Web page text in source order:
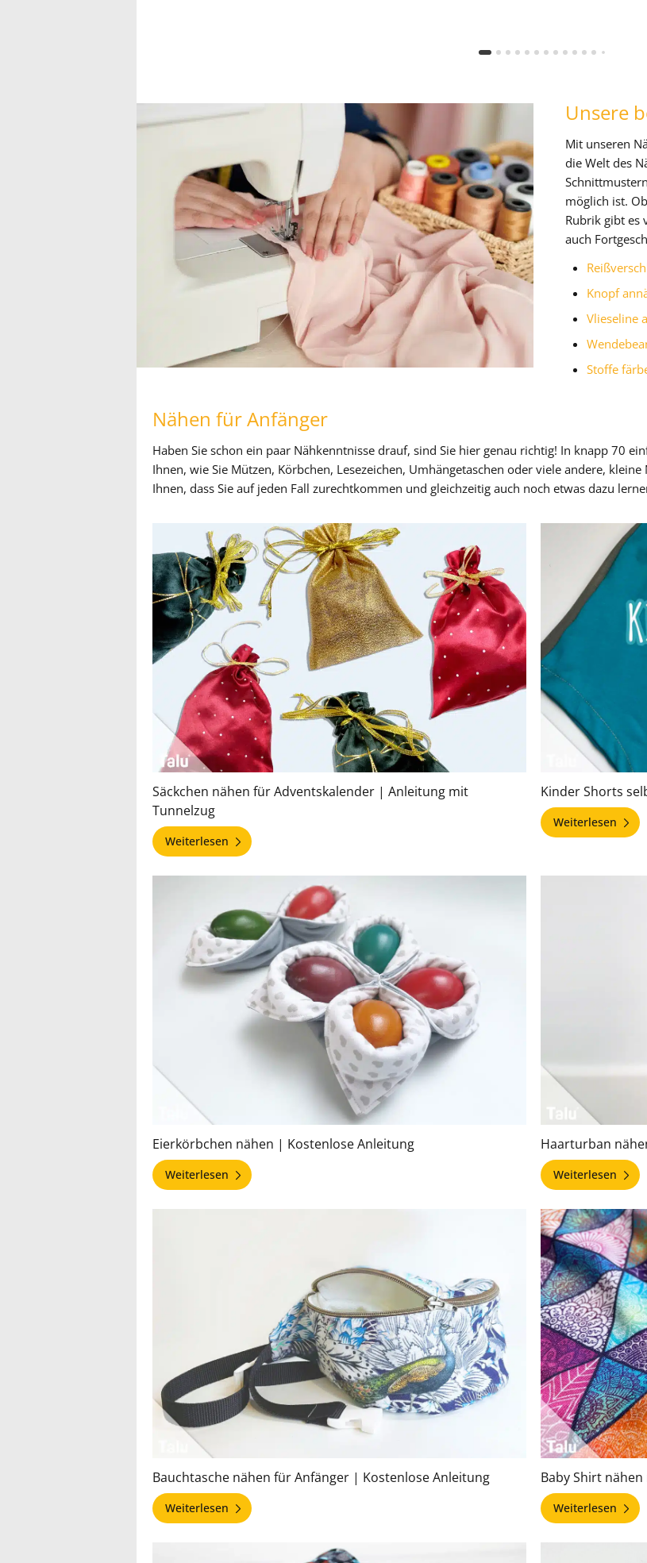
Unsere
Mit unseren
die Welt des
möglich ist.
Rubrik gibt es
auch
Knopf
Vlieseline
Stoffe
Nähen für Anfänger
Haben Sie schon ein paar Nähkenntnisse drauf, sind Sie hier genau richtig! In knapp 70
Ihnen, wie Sie Mützen, Körbchen, Lesezeichen, Umhängetaschen oder viele andere,
Ihnen, dass Sie auf jeden Fall zurechtkommen und gleichzeitig auch noch etwas dazu
Säckchen nähen für Adventskalender | Anleitung mit
Tunnelzug
Weiterlesen
Kinder Shorts
Weiterlesen
Eierkörbchen nähen | Kostenlose Anleitung
Weiterlesen
Haarturban
Weiterlesen
Bauchtasche nähen für Anfänger | Kostenlose Anleitung
Weiterlesen
Baby Shirt
Weiterlesen